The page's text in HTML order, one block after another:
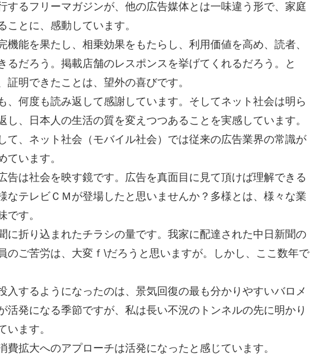
するフリーマガジンが、他の広告媒体とは一味違う形で、家庭
とに、感動しています。
能を果たし、相乗効果をもたらし、利用価値を高め、読者、
るだろう。掲載店舗のレスポンスを挙げてくれるだろう。と
明できたことは、望外の喜びです。
、何度も読み返して感謝しています。そしてネット社会は明ら
、日本人の生活の質を変えつつあることを実感しています。
て、ネット社会（モバイル社会）では従来の広告業界の常識が
ています。
告は社会を映す鏡です。広告を真面目に見て頂けば理解できる
なテレビＣＭが登場したと思いませんか？多様とは、様々な業
です。
に折り込まれたチラシの量です。我家に配達された中日新聞の
のご苦労は、大変ｆ\だろうと思いますが。しかし、ここ数年で
入するようになったのは、景気回復の最も分かりやすいバロメ
活発になる季節ですが、私は長い不況のトンネルの先に明かり
います。
拡大へのアプローチは活発になったと感じています。